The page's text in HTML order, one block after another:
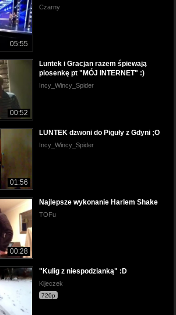
05:55
Czarny
00:52
Luntek i Gracjan razem śpiewają
piosenkę pt "MÓJ INTERNET" :)
Incy_Wincy_Spider
01:56
LUNTEK dzwoni do Piguły z Gdyni ;O
Incy_Wincy_Spider
00:28
Najlepsze wykonanie Harlem Shake
TOFu
"Kulig z niespodzianką" :D
Kijeczek
720p